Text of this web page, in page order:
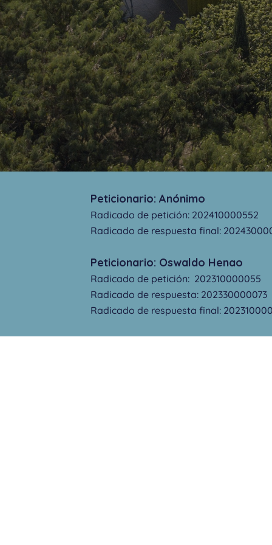
Peticionario: Anónimo
Radicado de petición: 202410000552
Radicado de respuesta final:
Peticionario: Oswaldo Henao
Radicado de petición: 202310000055
Radicado de respuesta: 202330000073
Radicado de respuesta final: